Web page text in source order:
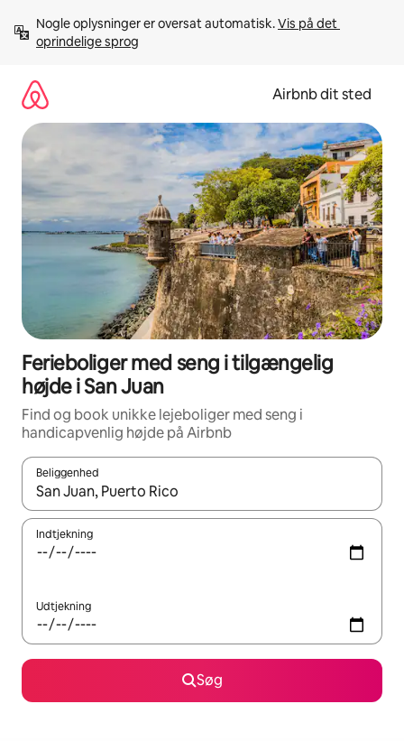
videre
Nogle oplysninger er oversat automatisk. Vis på det
oprindelige sprog
Airbnb dit sted
Ferieboliger med seng i tilgængelig
højde i San Juan
Find og book unikke lejeboliger med seng i
handicapvenlig højde på Airbnb
Beliggenhed
Når resultaterne er tilgængelige, skal du navigere med
Indtjekning
Udtjekning
Søg